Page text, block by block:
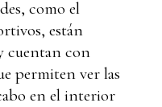
como el
están
cuentan con
permiten ver las
en el interior